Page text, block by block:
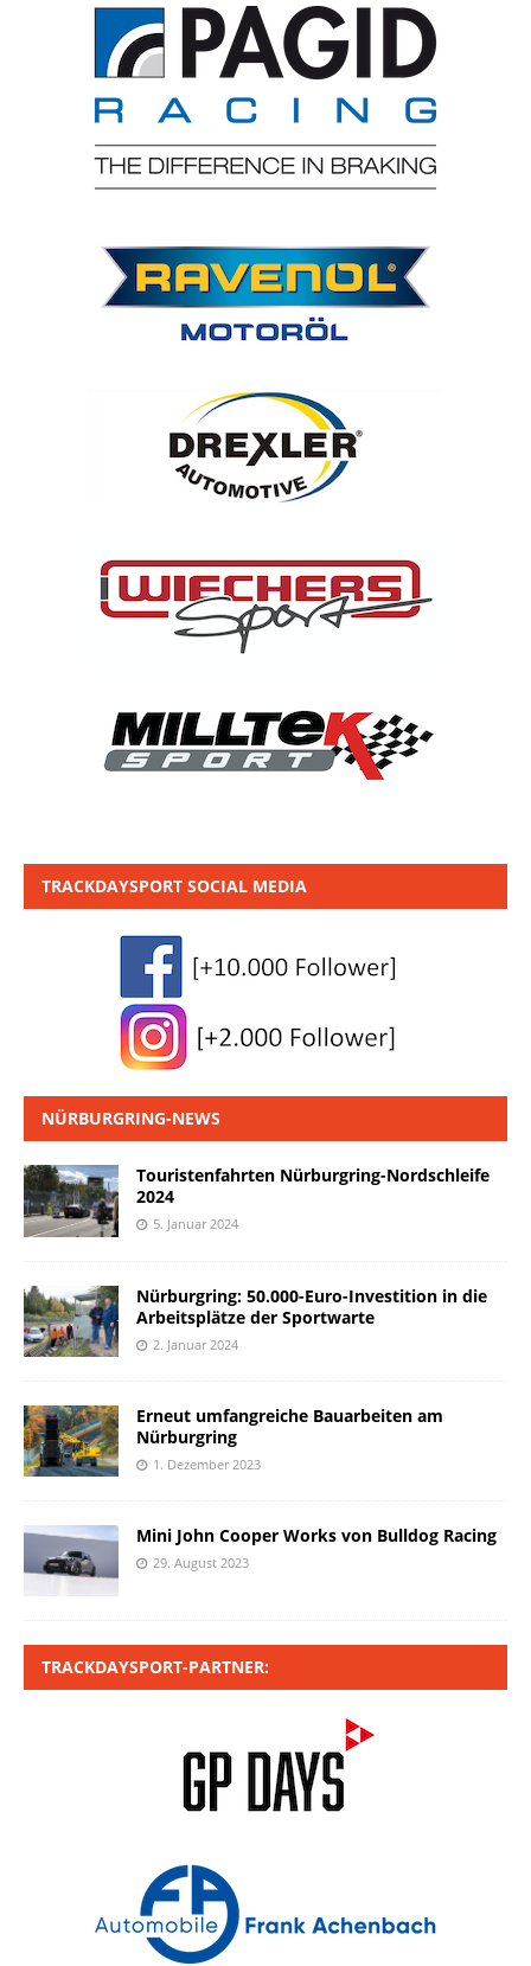
TRACKDAYSPORT SOCIAL MEDIA
NÜRBURGRING-NEWS
Touristenfahrten Nürburgring-Nordschleife
2024
5. Januar 2024
Nürburgring: 50.000-Euro-Investition in die
Arbeitsplätze der Sportwarte
2. Januar 2024
Erneut umfangreiche Bauarbeiten am
Nürburgring
1. Dezember 2023
Mini John Cooper Works von Bulldog Racing
29. August 2023
TRACKDAYSPORT-PARTNER: